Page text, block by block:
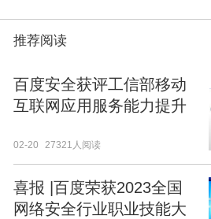
推荐阅读
百度安全获评工信部移动
互联网应用服务能力提升
02-20 27321人阅读
喜报 |百度荣获2023全国
网络安全行业职业技能大